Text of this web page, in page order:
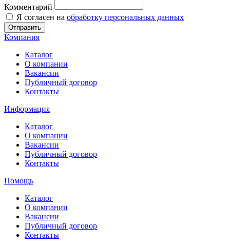
Комментарий
Я согласен на обработку персональных данных
Отправить
Компания
Каталог
О компании
Вакансии
Публичный договор
Контакты
Информация
Каталог
О компании
Вакансии
Публичный договор
Контакты
Помощь
Каталог
О компании
Вакансии
Публичный договор
Контакты